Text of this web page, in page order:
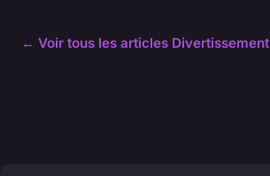
← Voir tous les articles Divertissement